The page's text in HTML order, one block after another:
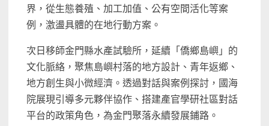
界，從生態養殖、加工加值、公有空間活化等案
例，激盪具體的在地行動方案。
次日移師金門縣水產試驗所，延續「僑鄉島嶼」的
文化脈絡，聚焦島嶼村落的地方設計、青年返鄉、
地方創生與小微經濟。透過對話與案例探討，國海
院展現引導多元夥伴協作、搭建產官學研社區對話
平台的政策角色，為金門聚落永續發展鋪路。